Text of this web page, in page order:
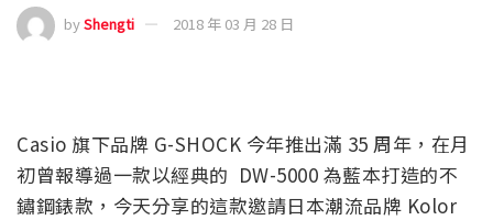
byShengti 2018 年 03 月 28 日
Casio 旗下品牌 G-SHOCK 今年推出滿 35 周年，在月
初曾報導過一款以經典的 DW-5000 為藍本打造的不
鏽鋼錶款，今天分享的這款邀請日本潮流品牌 Kolor